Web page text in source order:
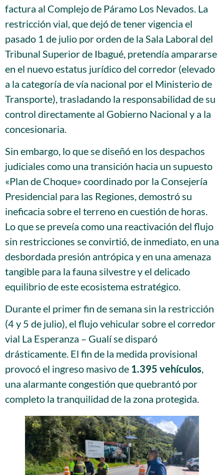
factura al Complejo de Páramo Los Nevados. La
restricción vial, que dejó de tener vigencia el
pasado 1 de julio por orden de la Sala Laboral del
Tribunal Superior de Ibagué, pretendía ampararse
en el nuevo estatus jurídico del corredor (elevado
a la categoría de vía nacional por el Ministerio de
Transporte), trasladando la responsabilidad de su
control directamente al Gobierno Nacional y a la
concesionaria.
Sin embargo, lo que se diseñó en los despachos
judiciales como una transición hacia un supuesto
«Plan de Choque» coordinado por la Consejería
Presidencial para las Regiones, demostró su
ineficacia sobre el terreno en cuestión de horas.
Lo que se preveía como una reactivación del flujo
sin restricciones se convirtió, de inmediato, en una
desbordada presión antrópica y en una amenaza
tangible para la fauna silvestre y el delicado
equilibrio de este ecosistema estratégico.
Durante el primer fin de semana sin la restricción
(4 y 5 de julio), el flujo vehicular sobre el corredor
vial La Esperanza – Gualí se disparó
drásticamente. El fin de la medida provisional
provocó el ingreso masivo de 1.395 vehículos,
una alarmante congestión que quebrantó por
completo la tranquilidad de la zona protegida.